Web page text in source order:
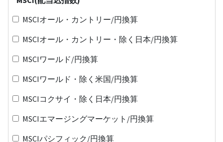
MSCIオール・カントリー/円換算
MSCIオール・カントリー・除く日本/円換算
MSCIワールド/円換算
MSCIワールド・除く米国/円換算
MSCIコクサイ・除く日本/円換算
MSCIエマージングマーケット/円換算
MSCIパシフィック/円換算